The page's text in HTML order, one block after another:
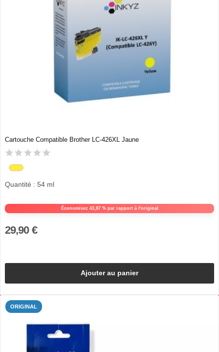
Cartouche Compatible Brother LC-426XL Jaune
Économisez 43,87 % par rapport à l'original
Quantité : 54 ml
29,90 €
Ajouter au panier
ORIGINAL